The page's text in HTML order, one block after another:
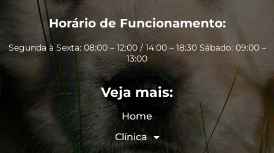
Horário de Funcionamento:
Segunda à Sexta: 08:00 – 12:00 / 14:00 – 18:30 Sábado: 09:00 –
13:00
Veja mais:
Home
Clínica